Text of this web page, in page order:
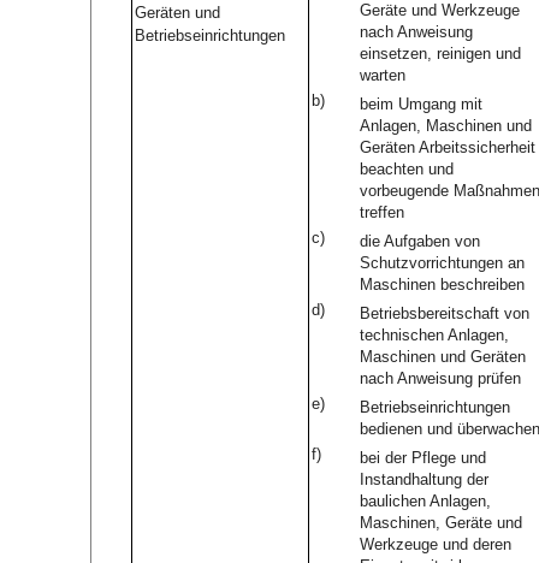
Geräten und
Betriebseinrichtungen
Geräte und Werkzeuge
nach Anweisung
einsetzen, reinigen und
warten
b)
beim Umgang mit
Anlagen, Maschinen und
Geräten Arbeitssicherheit
beachten und
vorbeugende Maßnahmen
treffen
c)
die Aufgaben von
Schutzvorrichtungen an
Maschinen beschreiben
d)
Betriebsbereitschaft von
technischen Anlagen,
Maschinen und Geräten
nach Anweisung prüfen
e)
Betriebseinrichtungen
bedienen und überwachen
f)
bei der Pflege und
Instandhaltung der
baulichen Anlagen,
Maschinen, Geräte und
Werkzeuge und deren